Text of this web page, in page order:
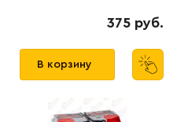
375 руб.
В корзину